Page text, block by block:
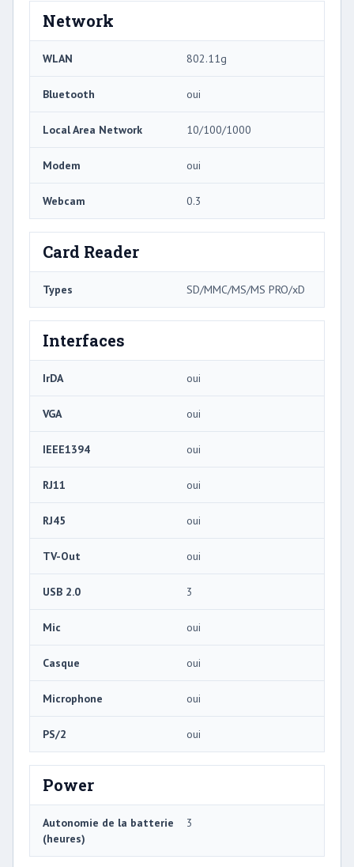
Network
WLAN 802.11g
Bluetooth oui
Local Area Network 10/100/1000
Modem oui
Webcam 0.3
Card Reader
Types SD/MMC/MS/MS PRO/xD
Interfaces
IrDA oui
VGA oui
IEEE1394 oui
RJ11 oui
RJ45 oui
TV-Out oui
USB 2.0 3
Mic oui
Casque oui
Microphone oui
PS/2 oui
Power
Autonomie de la batterie
(heures)
3